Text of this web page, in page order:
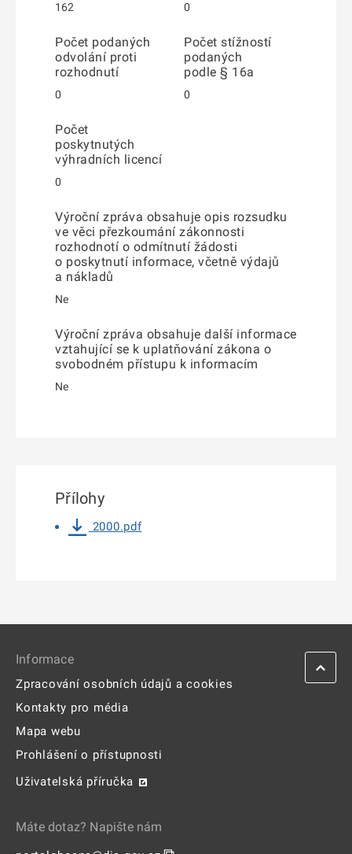
162 0
Počet podaných
odvolání proti
rozhodnutí
0
Počet stížností
podaných
podle § 16a
0
Počet
poskytnutých
výhradních licencí
0
Výroční zpráva obsahuje opis rozsudku
ve věci přezkoumání zákonnosti
rozhodnotí o odmítnutí žádosti
o poskytnutí informace, včetně výdajů
a nákladů
Ne
Výroční zpráva obsahuje další informace
vztahující se k uplatňování zákona o
svobodném přístupu k informacím
Ne
Přílohy
2000.pdf
Informace
Zpracování osobních údajů a cookies
Kontakty pro média
Mapa webu
Prohlášení o přístupnosti
Uživatelská příručka
Máte dotaz? Napište nám